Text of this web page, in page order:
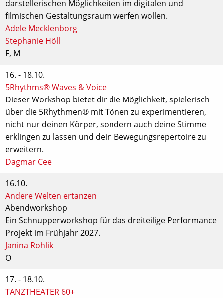
darstellerischen Möglichkeiten im digitalen und
filmischen Gestaltungsraum werfen wollen.
Adele Mecklenborg
Stephanie Höll
F, M
16. - 18.10.
5Rhythms® Waves & Voice
Dieser Workshop bietet dir die Möglichkeit, spielerisch
über die 5Rhythmen® mit Tönen zu experimentieren,
nicht nur deinen Körper, sondern auch deine Stimme
erklingen zu lassen und dein Bewegungsrepertoire zu
erweitern.
Dagmar Cee
16.10.
Andere Welten ertanzen
Abendworkshop
Ein Schnupperworkshop für das dreiteilige Performance
Projekt im Frühjahr 2027.
Janina Rohlik
O
17. - 18.10.
TANZTHEATER 60+